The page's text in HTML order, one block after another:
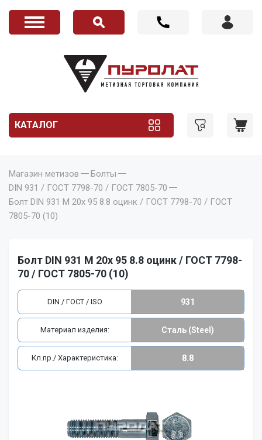
КАТАЛОГ
Магазин метизов
Болты
DIN 931 / ГОСТ 7798-70 / ГОСТ 7805-70
Болт DIN 931 M 20x 95 8.8 оцинк / ГОСТ 7798-70 / ГОСТ
7805-70 (10)
Болт DIN 931 M 20x 95 8.8 оцинк / ГОСТ 7798-
70 / ГОСТ 7805-70 (10)
DIN / ГОСТ / ISO 931
Материал изделия: Сталь (Steel)
Кл.пр./ Характеристика: 8.8